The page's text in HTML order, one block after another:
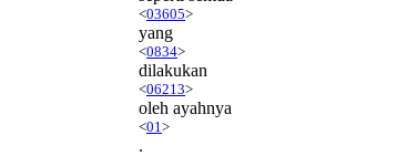
<03605>
yang
<0834>
dilakukan
<06213>
oleh ayahnya
<01 >
.